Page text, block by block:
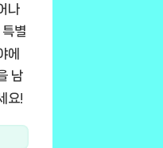
나
별
에
남
요!